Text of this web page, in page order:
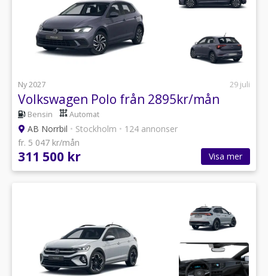
Ny 2027 29 juli
Volkswagen Polo från 2895kr/mån
Bensin Automat
AB Norrbil • Stockholm • 124 annonser
fr. 5 047 kr/mån
311 500 kr Visa mer